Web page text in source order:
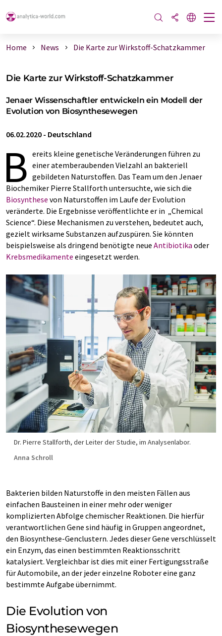
Home News Die Karte zur Wirkstoff-Schatzkammer
Die Karte zur Wirkstoff-Schatzkammer
Jenaer Wissenschaftler entwickeln ein Modell der
Evolution von Biosynthesewegen
06.02.2020 - Deutschland
B ereits kleine genetische Veränderungen führen zu
einer atemberaubenden Vielzahl an bakteriell
gebildeten Naturstoffen. Das Team um den Jenaer
Biochemiker Pierre Stallforth untersuchte, wie sich die
Biosynthese von Naturstoffen im Laufe der Evolution
veränderte. Die Ergebnisse veröffentlichte er in „Chemical
Science“. Diese Mechanismen zu verstehen, bedeutet auch,
gezielt wirksame Substanzen aufzuspüren. Sie könnten
beispielsweise als dringend benötigte neue Antibiotika oder
Krebsmedikamente eingesetzt werden.
Dr. Pierre Stallforth, der Leiter der Studie, im Analysenlabor.
Anna Schroll
Bakterien bilden Naturstoffe in den meisten Fällen aus
einfachen Bausteinen in einer mehr oder weniger
komplizierten Abfolge chemischer Reaktionen. Die hierfür
verantwortlichen Gene sind häufig in Gruppen angeordnet,
den Biosynthese-Genclustern. Jedes dieser Gene verschlüsselt
ein Enzym, das einen bestimmten Reaktionsschritt
katalysiert. Vergleichbar ist dies mit einer Fertigungsstraße
für Automobile, an der jeder einzelne Roboter eine ganz
bestimmte Aufgabe übernimmt.
Die Evolution von
Biosynthesewegen